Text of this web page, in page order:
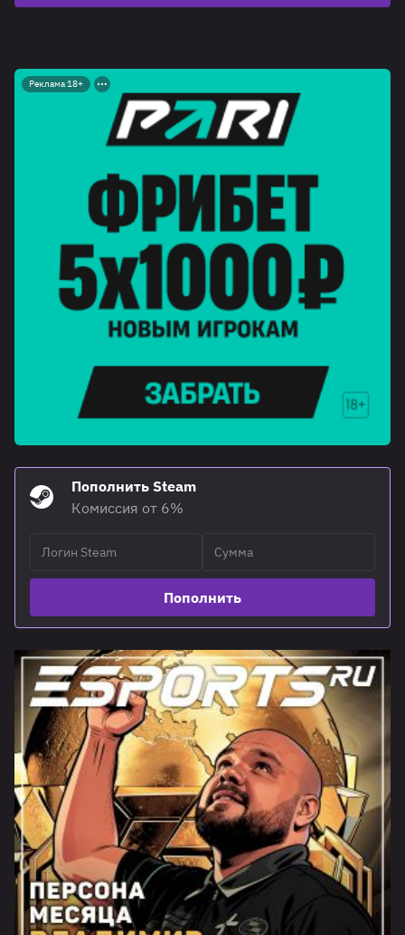
Реклама 18+
Пополнить Steam
Комиссия от 6%
Пополнить